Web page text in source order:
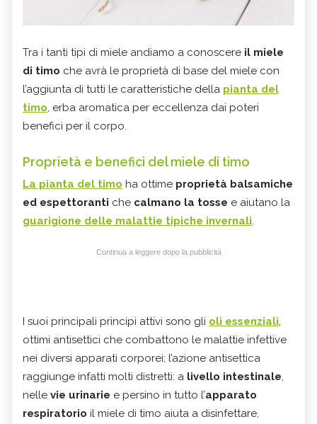
Tra i tanti tipi di miele andiamo a conoscere il miele
di timo che avrà le proprietà di base del miele con
l’aggiunta di tutti le caratteristiche della pianta del
timo, erba aromatica per eccellenza dai poteri
benefici per il corpo.
Proprietà e benefici del miele di timo
La pianta del timo ha ottime proprietà balsamiche
ed espettoranti che calmano la tosse e aiutano la
guarigione delle malattie tipiche invernali.
Continua a leggere dopo la pubblicità
I suoi principali principi attivi sono gli oli essenziali,
ottimi antisettici che combattono le malattie infettive
nei diversi apparati corporei; l’azione antisettica
raggiunge infatti molti distretti: a livello intestinale,
nelle vie urinarie e persino in tutto l’apparato
respiratorio il miele di timo aiuta a disinfettare,